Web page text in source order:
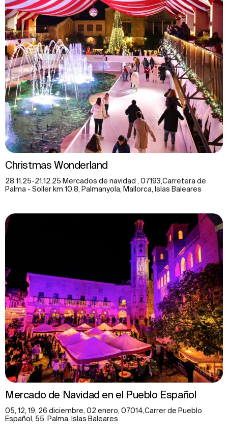
Christmas Wonderland
28.11.25-21.12.25 Mercados de navidad , 07193,Carretera de
Palma - Soller km 10.8, Palmanyola, Mallorca, Islas Baleares
Mercado de Navidad en el Pueblo Español
05, 12, 19, 26 diciembre, 02 enero, 07014,Carrer de Pueblo
Español, 55, Palma, Islas Baleares